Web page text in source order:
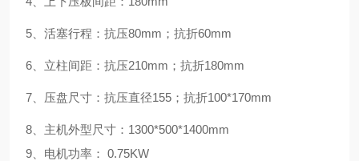
5 、活塞行程：抗压80mm ；抗折60mm
6 、立柱间距：抗压210mm ；抗折180mm
7 、压盘尺寸：抗压直径155 ；抗折100*170mm
8 、主机外型尺寸： 1300*500*1400mm
9 、电机功率： 0.75KW